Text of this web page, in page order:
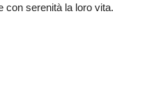
con serenità la loro vita.